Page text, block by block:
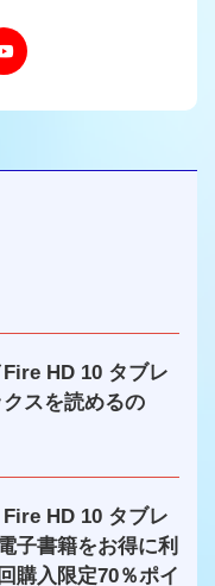
HD 10 タブレ
スを読めるの
HD 10 タブレ
子書籍をお得に利
購入限定70％ポイ